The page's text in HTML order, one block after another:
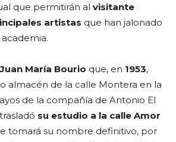
que permitirán al visitante
artistas que han jalonado
Juan María Bourio que, en 1953,
almacén de la calle Montera en la
de la compañía de Antonio El
su estudio a la calle Amor
tomará su nombre definitivo, por